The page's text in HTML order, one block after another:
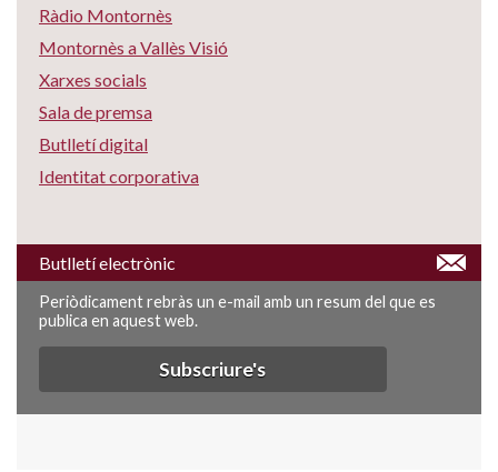
Ràdio Montornès
Montornès a Vallès Visió
Xarxes socials
Sala de premsa
Butlletí digital
Identitat corporativa
Butlletí electrònic
Periòdicament rebràs un e-mail amb un resum del que es
publica en aquest web.
Subscriure's